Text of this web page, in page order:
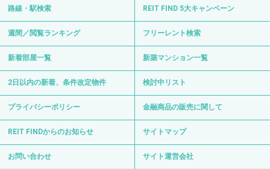
路線・駅検索 REIT FIND 5大キャンペーン
週間／閲覧ランキング フリーレント検索
新着部屋一覧 新築マンション一覧
2日以内の新着、条件改定物件 検討中リスト
プライバシーポリシー 金融商品の販売に関して
REIT FINDからのお知らせ サイトマップ
お問い合わせ サイト運営会社